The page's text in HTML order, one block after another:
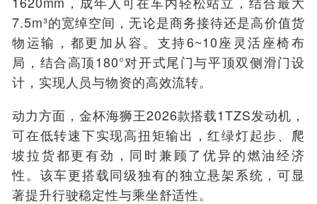
7.5m³的宽绰空间，无论是商务接待还是高价值货
物运输，都更加从容。支持6~10座灵活座椅布
局，结合高顶180°对开式尾门与平顶双侧滑门设
计，实现人员与物资的高效流转。
动力方面，金杯海狮王2026款搭载1TZS发动机，
可在低转速下实现高扭矩输出，红绿灯起步、爬
坡拉货都更有劲，同时兼顾了优异的燃油经济
性。该车更搭载同级独有的独立悬架系统，可显
著提升行驶稳定性与乘坐舒适性。